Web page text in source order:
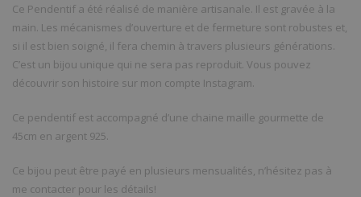
Ce Pendentif a été réalisé de manière artisanale. Il est gravée à la
main. Les mécanismes d’ouverture et de fermeture sont robustes et,
si il est bien soigné, il fera chemin à travers plusieurs générations.
C’est un bijou unique qui ne sera pas reproduit. Vous pouvez
découvrir son histoire sur mon compte Instagram.
Ce pendentif est accompagné d’une chaine maille gourmette de
45cm en argent 925.
Ce bijou peut être payé en plusieurs mensualités, n’hésitez pas à
me contacter pour les détails!